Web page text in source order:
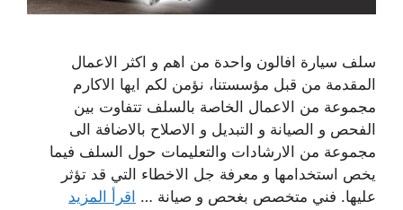
سلف سيارة افالون واحدة من اهم و اكثر الاعمال
المقدمة من قبل مؤسستنا، نؤمن لكم ايها الاكارم
مجموعة من الاعمال الخاصة بالسلف تتفاوت بين
الفحص و الصيانة و التبديل و الاصلاح بالاضافة الى
مجموعة من الارشادات والتعليمات حول السلف فيما
يخص استخدامها و معرفة جل الاخطاء التي قد تؤثر
عليها. فني متخصص بغحص و صيانة … اقرأ المزيد